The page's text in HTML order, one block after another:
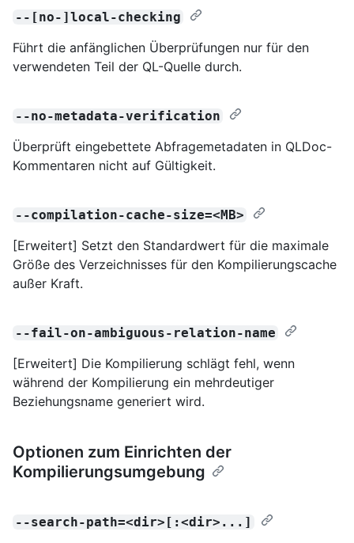
--[no-]local-checking
Führt die anfänglichen Überprüfungen nur für den
verwendeten Teil der QL-Quelle durch.
--no-metadata-verification
Überprüft eingebettete Abfragemetadaten in QLDoc-
Kommentaren nicht auf Gültigkeit.
--compilation-cache-size=<MB>
[Erweitert] Setzt den Standardwert für die maximale
Größe des Verzeichnisses für den Kompilierungscache
außer Kraft.
--fail-on-ambiguous-relation-name
[Erweitert] Die Kompilierung schlägt fehl, wenn
während der Kompilierung ein mehrdeutiger
Beziehungsname generiert wird.
Optionen zum Einrichten der
Kompilierungsumgebung
--search-path=<dir>[:<dir>...]